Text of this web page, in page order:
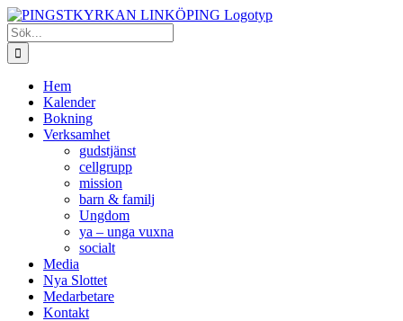
Fortsätt
till
innehållet
Sök
efter:
Hem
Kalender
Bokning
Verksamhet
gudstjänst
cellgrupp
mission
barn & familj
Ungdom
ya – unga vuxna
socialt
Media
Nya Slottet
Medarbetare
Kontakt